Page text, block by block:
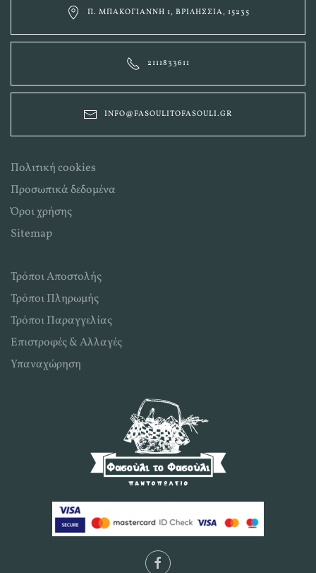
Π. ΜΠΑΚΟΓΙΆΝΝΗ 1, ΒΡΙΛΉΣΣΙΑ, 15235
2111833611
INFO@FASOULITOFASOULI.GR
Πολιτική cookies
Προσωπικά δεδομένα
Όροι χρήσης
Sitemap
Τρόποι Αποστολής
Τρόποι Πληρωμής
Τρόποι Παραγγελίας
Επιστροφές & Αλλαγές
Υπαναχώρηση